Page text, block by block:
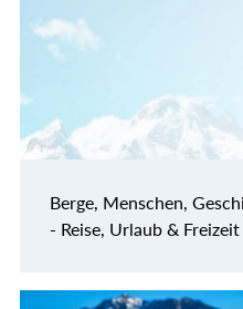
Berge, Menschen,
- Reise, Urlaub & Freizeit